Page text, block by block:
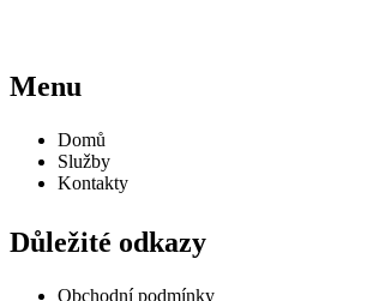
Menu
Domů
Služby
Kontakty
Důležité odkazy
Obchodní podmínky